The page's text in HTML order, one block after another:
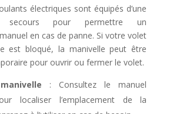
électriques sont équipés d’une
secours pour permettre un
en cas de panne. Si votre volet
est bloqué, la manivelle peut être
pour ouvrir ou fermer le volet.
: Consultez le manuel
localiser l’emplacement de la